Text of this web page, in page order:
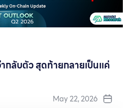
กลับตัว สุดท้ายกลายเป็นแค่
May 22, 2026